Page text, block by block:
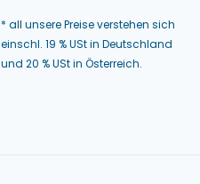
* all unsere Preise verstehen sich
einschl. 19 % USt in Deutschland
und 20 % USt in Österreich.